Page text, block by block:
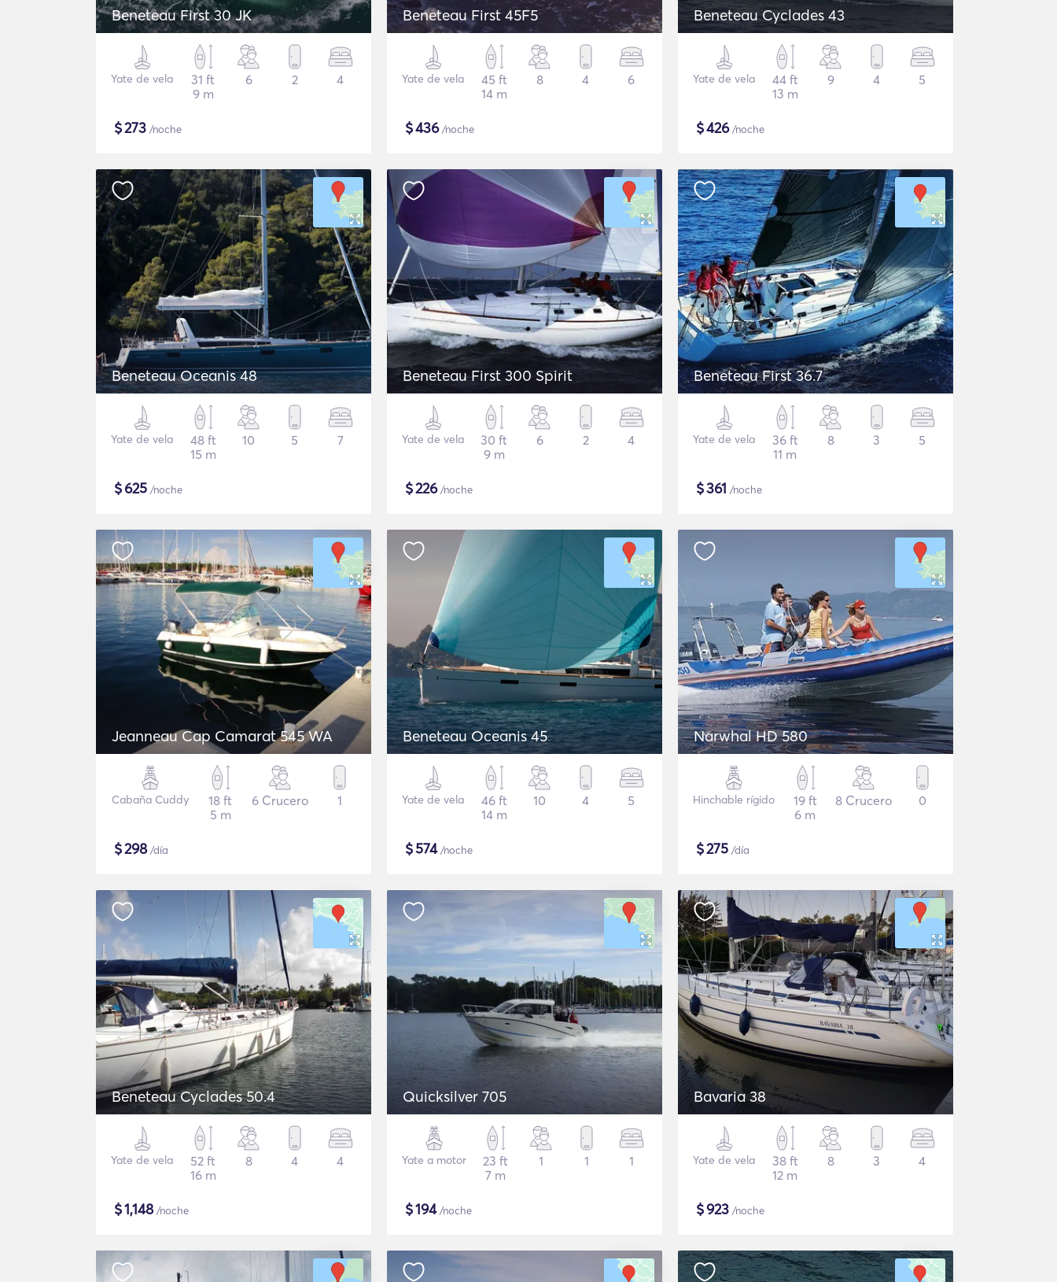
Beneteau First 30 JK
Yate de vela
31 ft
9 m
6 2 4
$273 /noche
Beneteau First 45F5
Yate de vela
45 ft
14 m
8 4 6
$436/noche
Beneteau Cyclades 43
Yate de vela
44 ft
13 m
9 4 5
$426/noche
Beneteau Oceanis 48
Yate de vela
48 ft
15 m
10 5 7
$625 /noche
Beneteau First 300 Spirit
Yate de vela
30 ft
9 m
6 2 4
$226/noche
Beneteau First 36.7
Yate de vela
36 ft
11 m
8 3 5
$361 /noche
Jeanneau Cap Camarat 545 WA
Cabaña Cuddy
18 ft
5 m
6 Crucero 1
$298/día
Beneteau Oceanis 45
Yate de vela
46 ft
14 m
10 4 5
$574/noche
Narwhal HD 580
Hinchable rígido
19 ft
6 m
8 Crucero 0
$275 /día
Beneteau Cyclades 50.4
Yate de vela
52 ft
16 m
8 4 4
$1,148/noche
Quicksilver 705
Yate a motor
23 ft
7 m
1 1 1
$194/noche
Bavaria 38
Yate de vela
38 ft
12 m
8 3 4
$923 /noche